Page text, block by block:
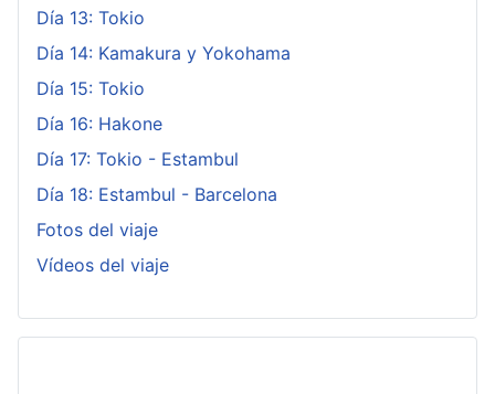
Día 13: Tokio
Día 14: Kamakura y Yokohama
Día 15: Tokio
Día 16: Hakone
Día 17: Tokio - Estambul
Día 18: Estambul - Barcelona
Fotos del viaje
Vídeos del viaje